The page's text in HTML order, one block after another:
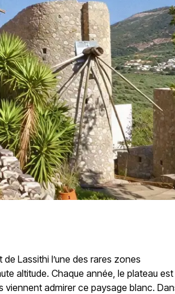
Lassithi l’une des rares zones
altitude. Chaque année, le plateau est
admirer ce paysage blanc.